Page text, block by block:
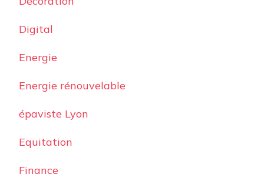
Digital
Energie
Energie rénouvelable
épaviste Lyon
Equitation
Finance